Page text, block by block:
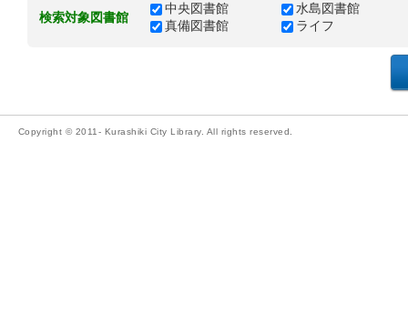
検索対象図書館
中央図書館
水島図書館
真備図書館
ライフ
Copyright © 2011- Kurashiki City Library. All rights reserved.